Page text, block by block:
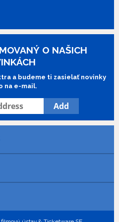
O NAŠICH
a budeme ti zasielať novinky
na e-mail.